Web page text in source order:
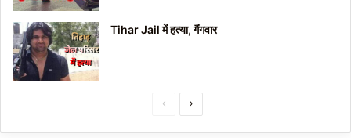
Tihar Jail में हत्या, गैंगवार